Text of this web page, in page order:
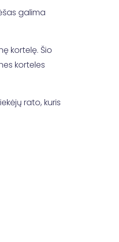
galima
kortelę. Šio
korteles
rato, kuris